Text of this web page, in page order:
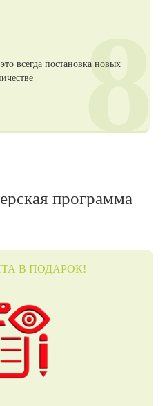
всегда постановка новых
8
программа
В ПОДАРОК!